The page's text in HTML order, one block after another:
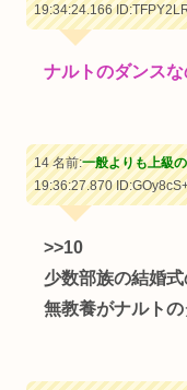
19:34:24.166
ナルトのダンスな
14 名前:一般よりも上級
19:36:27.870
>>10
少数部族の結婚
無教養がナルト